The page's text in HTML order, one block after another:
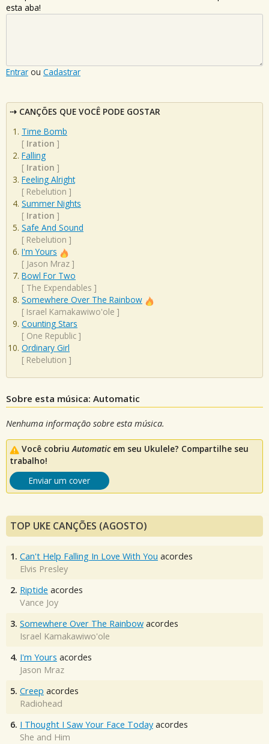
esta aba!
Entrar ou Cadastrar
CANÇÕES QUE VOCÊ PODE GOSTAR
Time Bomb
[ Iration ]
Falling
[ Iration ]
Feeling Alright
[ Rebelution ]
Summer Nights
[ Iration ]
Safe And Sound
[ Rebelution ]
I'm Yours
[ Jason Mraz ]
Bowl For Two
[ The Expendables ]
Somewhere Over The Rainbow
[ Israel Kamakawiwo'ole ]
Counting Stars
[ One Republic ]
Ordinary Girl
[ Rebelution ]
Sobre esta música: Automatic
Nenhuma informação sobre esta música.
Você cobriuAutomaticem seu Ukulele? Compartilhe seu
trabalho!
Enviar um cover
TOP UKE CANÇÕES (AGOSTO)
1. Can't Help Falling In Love With You acordes
Elvis Presley
2. Riptide acordes
Vance Joy
3. Somewhere Over The Rainbow acordes
Israel Kamakawiwo'ole
4. I'm Yours acordes
Jason Mraz
5. Creep acordes
Radiohead
6. I Thought I Saw Your Face Today acordes
She and Him